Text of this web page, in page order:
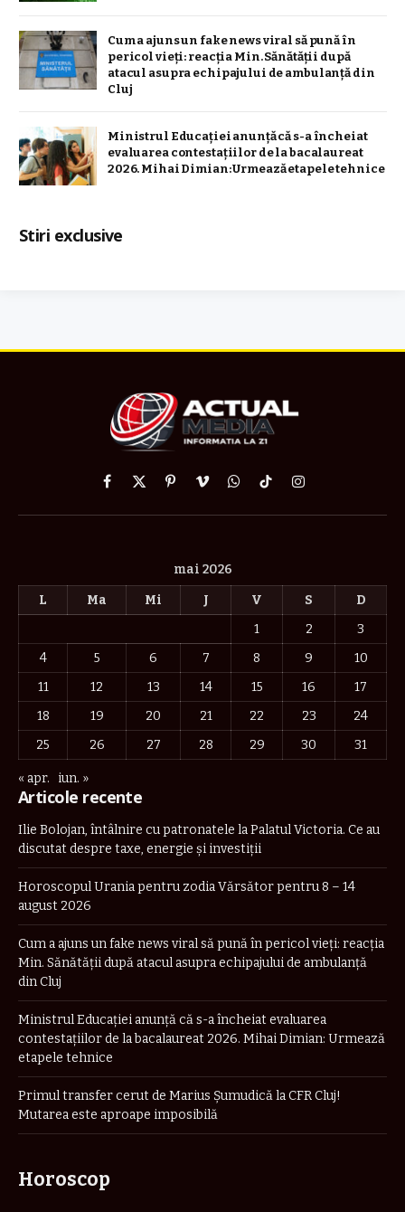
Cum a ajuns un fake news viral să pună în
pericol vieți: reacția Min. Sănătății după
atacul asupra echipajului de ambulanță din
Cluj
Ministrul Educației anunță că s-a încheiat
evaluarea contestațiilor de la bacalaureat
2026. Mihai Dimian: Urmează etapele tehnice
Stiri exclusive
Facebook
X
PinterestVimeoWhatsApp
TikTokInstagram
mai 2026
L
Ma Mi J V S
D
1
2
3
4
5 6 7 8 9
10
11
12 13 14 15 16
17
18
19 20 21 22 23
24
25
26 27 28 29 30 31
« apr. iun. »
Articole recente
Ilie Bolojan, întâlnire cu patronatele la Palatul Victoria. Ce au
discutat despre taxe, energie și investiții
Horoscopul Urania pentru zodia Vărsător pentru 8 – 14
august 2026
Cum a ajuns un fake news viral să pună în pericol vieți: reacția
Min. Sănătății după atacul asupra echipajului de ambulanță
din Cluj
Ministrul Educației anunță că s-a încheiat evaluarea
contestațiilor de la bacalaureat 2026. Mihai Dimian: Urmează
etapele tehnice
Primul transfer cerut de Marius Șumudică la CFR Cluj!
Mutarea este aproape imposibilă
Horoscop